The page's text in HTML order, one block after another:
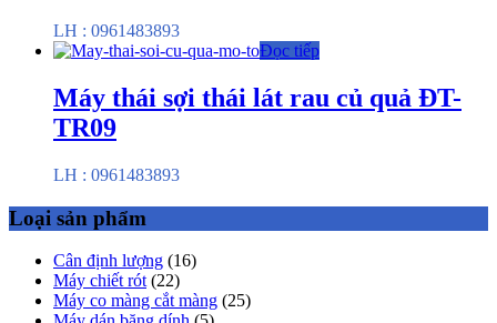
LH : 0961483893
Đọc tiếp
Máy thái sợi thái lát rau củ quả ĐT-
TR09
LH : 0961483893
Loại sản phẩm
Cân định lượng (16)
Máy chiết rót (22)
Máy co màng cắt màng (25)